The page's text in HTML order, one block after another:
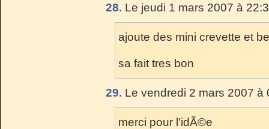
28. Le jeudi 1 mars 2007 à
ajoute des mini crevette et
sa fait tres bon
29. Le vendredi 2 mars 2007 à
merci pour l'idÃ©e